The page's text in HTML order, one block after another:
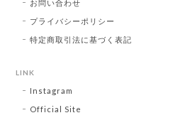
お問い合わせ
プライバシーポリシー
特定商取引法に基づく表記
LINK
Instagram
Official Site